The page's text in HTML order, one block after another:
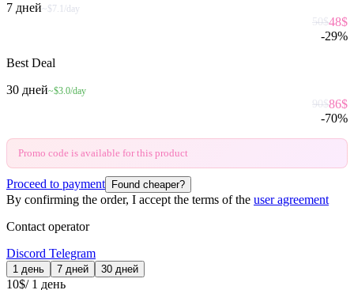
7 дней~$7.1/day
50$48$
-29%
Best Deal
30 дней~$3.0/day
90$86$
-70%
Promo code is available for this product
Proceed to payment Found cheaper?
By confirming the order, I accept the terms of the user agreement
Contact operator
Discord Telegram
1 день 7 дней 30 дней
10$/ 1 день